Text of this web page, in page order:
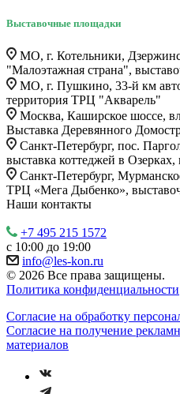
Выставочные площадки
МО, г. Котельники,
"Малоэтажная страна",
МО, г. Пушкино, 33-й км
территория ТРЦ "Акварель"
Москва, Каширское шоссе,
Выставка Деревянного
Санкт-Петербург, пос.
выставка коттеджей в
Санкт-Петербург,
ТРЦ «Мега Дыбенко»,
Наши контакты
+7 495 215 1572
с 10:00 до 19:00
info@les-kon.ru
© 2026 Все права защищены.
Политика конфиденциальности
Согласие на обработку
Согласие на получение
материалов